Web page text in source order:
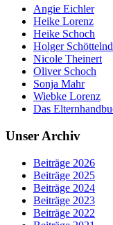
Angie Eichler
Heike Lorenz
Heike Schoch
Holger
Nicole Theinert
Oliver Schoch
Sonja Mahr
Wiebke Lorenz
Das
Unser Archiv
Beiträge 2026
Beiträge 2025
Beiträge 2024
Beiträge 2023
Beiträge 2022